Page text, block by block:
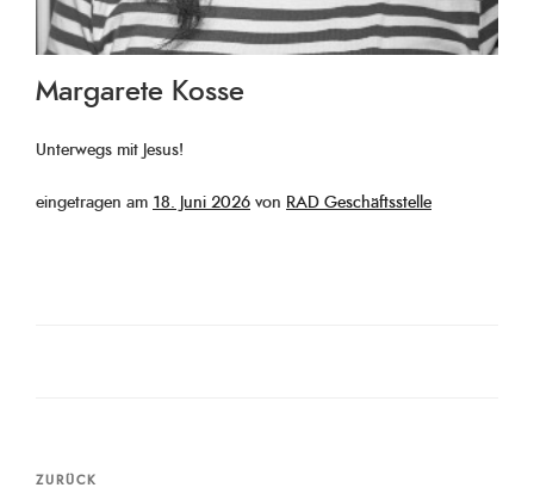
Margarete Kosse
Unterwegs mit Jesus!
eingetragen am Veröffentlicht
18. Juni 2026 von RAD Geschäftsstelle
Beitragsnavigation
Vorheriger
ZURÜCK